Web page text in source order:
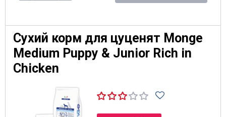
Сухий корм для цуценят Monge
Medium Puppy & Junior Rich in
Chicken